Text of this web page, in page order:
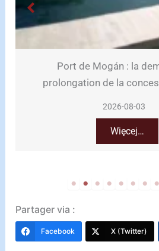
Sánchez arrive à
Partager via :
Facebook X (Twitter)